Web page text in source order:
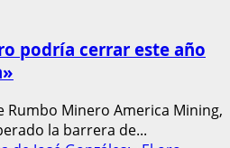
podría cerrar este año
Minero America Mining,
la barrera de...